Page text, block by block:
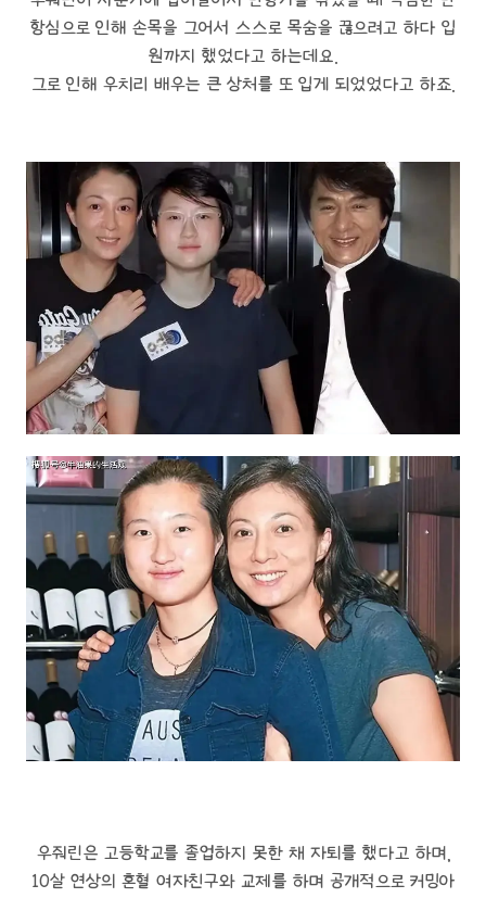
항심으로 인해 손목을 그어서 스스로 목숨을 끊으려고 하다 입
원까지 했었다고 하는데요.
그로 인해 우치리 배우는 큰 상처를 또 입게 되었었다고 하죠.
우줘린은 고등학교를 졸업하지 못한 채 자퇴를 했다고 하며,
10살 연상의 혼혈 여자친구와 교제를 하며 공개적으로 커밍아